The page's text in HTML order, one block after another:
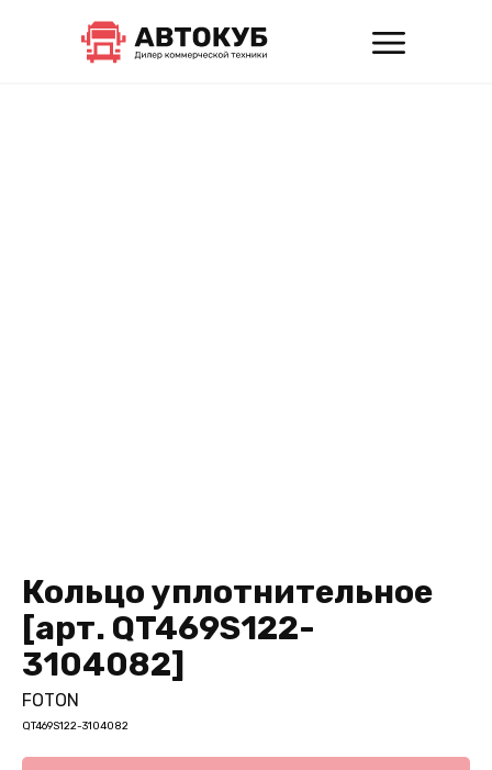
Кольцо уплотнительное
[арт. QT469S122-
3104082]
FOTON
QT469S122-3104082